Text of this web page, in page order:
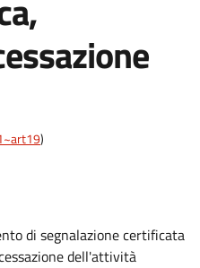
)
di segnalazione certificata
dell'attività